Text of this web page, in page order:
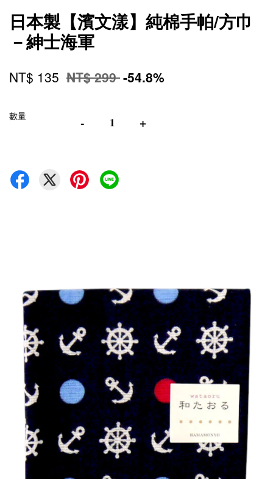
日本製【濱文漾】純棉手帕/方巾
－紳士海軍
NT$ 135 NT$ 299-54.8%
數量 - +